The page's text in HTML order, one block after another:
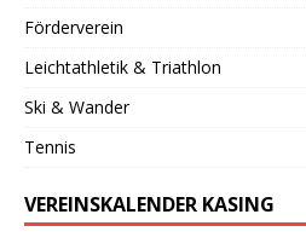
Förderverein
Leichtathletik & Triathlon
Ski & Wander
Tennis
VEREINSKALENDER KASING